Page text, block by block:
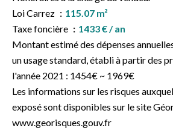
Loi Carrez
115.07 m²
Taxe foncière
1433 € / an
Montant estimé des dépenses
un usage standard, établi à partir des
l'année 2021 : 1454€ ~ 1969€
Les informations sur les risques
exposé sont disponibles sur le site
www.georisques.gouv.fr